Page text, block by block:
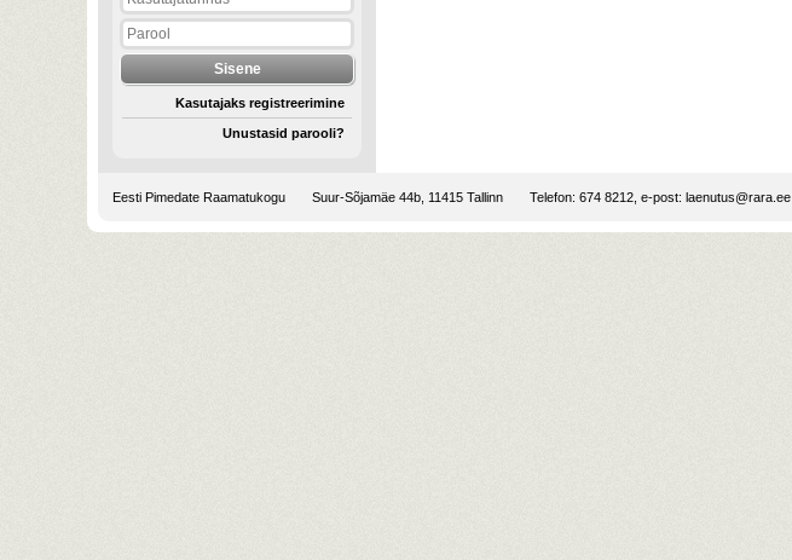
Kasutajaks registreerimine
Unustasid parooli?
Eesti Pimedate Raamatukogu Suur-Sõjamäe 44b, 11415 Tallinn Telefon: 674 8212, e-post: laenutus@rara.ee